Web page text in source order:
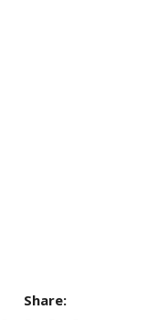
Share: